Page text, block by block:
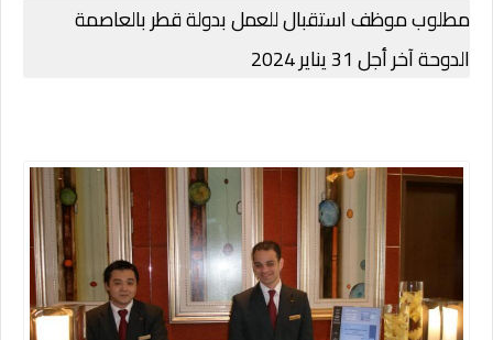
مطلوب موظف استقبال للعمل بدولة قطر بالعاصمة
الدوحة آخر أجل 31 يناير 2024